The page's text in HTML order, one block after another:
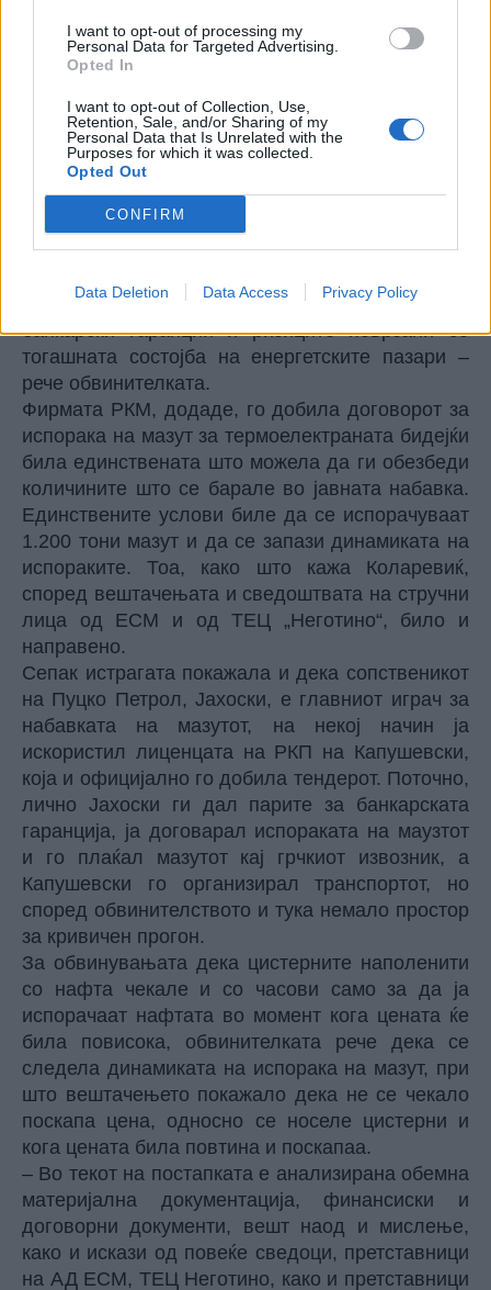
I want to opt-out of processing my
Personal Data for Targeted Advertising.
Opted In
I want to opt-out of Collection, Use,
Retention, Sale, and/or Sharing of my
Personal Data that Is Unrelated with the
Purposes for which it was collected.
Opted Out
CONFIRM
Data Deletion Data Access Privacy Policy
цел да ги вклучи сите оператори што имале
лиценци за трговија со мазут во интерес на
контактирани сите економски оператори кои
поседувале лиценца и тоа, во дел од јавните
повици со известување биле повикани да
учествуваат. Од исказите на претставници на
економски оператори произлезе дека дел од
компаниите не учествувале во постапките
поради високите количини, потребните
банкарски гаранции и ризиците поврзани со
тогашната состојба на енергетските пазари –
рече обвинителката.
Фирмата РКМ, додаде, го добила договорот за
испорака на мазут за термоелектраната бидејќи
била единствената што можела да ги обезбеди
количините што се барале во јавната набавка.
Единствените услови биле да се испорачуваат
1.200 тони мазут и да се запази динамиката на
испораките. Тоа, како што кажа Коларевиќ,
според вештачењата и сведоштвата на стручни
лица од ЕСМ и од ТЕЦ „Неготино“, било и
направено.
Сепак истрагата покажала и дека сопственикот
на Пуцко Петрол, Јахоски, е главниот играч за
набавката на мазутот, на некој начин ја
искористил лиценцата на РКП на Капушевски,
која и официјално го добила тендерот. Поточно,
лично Јахоски ги дал парите за банкарската
гаранција, ја договарал испораката на маузтот
и го плаќал мазутот кај грчкиот извозник, а
Капушевски го организирал транспортот, но
според обвинителството и тука немало простор
за кривичен прогон.
За обвинувањата дека цистерните наполенити
со нафта чекале и со часови само за да ја
испорачаат нафтата во момент кога цената ќе
била повисока, обвинителката рече дека се
следела динамиката на испорака на мазут, при
што вештачењето покажало дека не се чекало
поскапа цена, односно се носеле цистерни и
кога цената била повтина и поскапаа.
– Во текот на постапката е анализирана обемна
материјална документација, финансиски и
договорни документи, вешт наод и мислење,
како и искази од повеќе сведоци, претставници
на АД ЕСМ, ТЕЦ Неготино, како и претставници